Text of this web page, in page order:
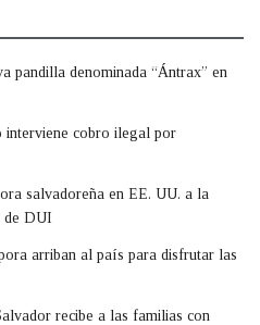
pandilla denominada “Ántrax” en
interviene cobro ilegal por
salvadoreña en EE. UU. a la
de DUI
arriban al país para disfrutar las
recibe a las familias con